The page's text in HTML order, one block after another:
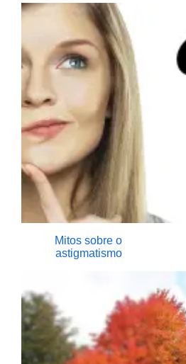
Mitos sobre o
astigmatismo